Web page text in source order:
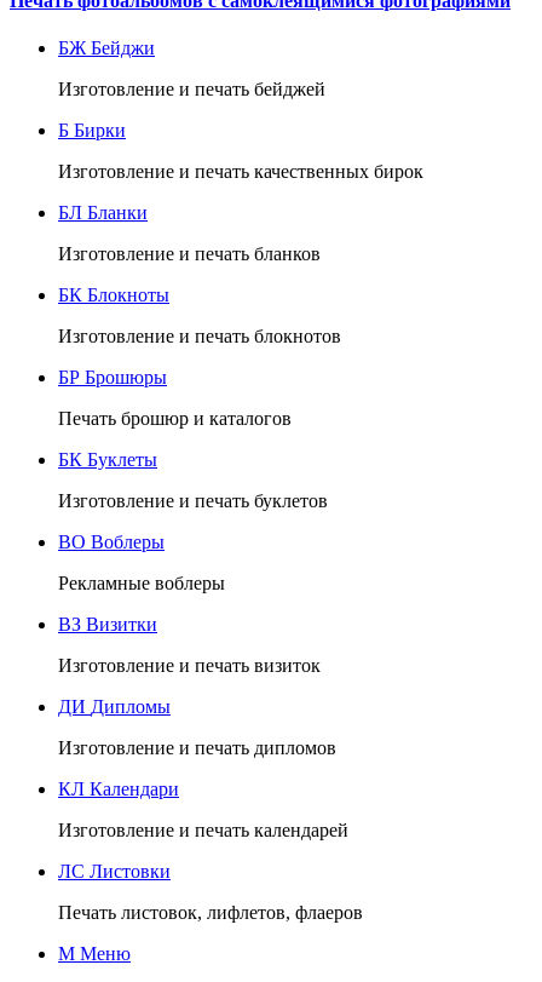
БЖ Бейджи
Изготовление и печать бейджей
Б Бирки
Изготовление и печать качественных бирок
БЛ Бланки
Изготовление и печать бланков
БК Блокноты
Изготовление и печать блокнотов
БР Брошюры
Печать брошюр и каталогов
БК Буклеты
Изготовление и печать буклетов
ВО Воблеры
Рекламные воблеры
ВЗ Визитки
Изготовление и печать визиток
ДИ Дипломы
Изготовление и печать дипломов
КЛ Календари
Изготовление и печать календарей
ЛС Листовки
Печать листовок, лифлетов, флаеров
М Меню